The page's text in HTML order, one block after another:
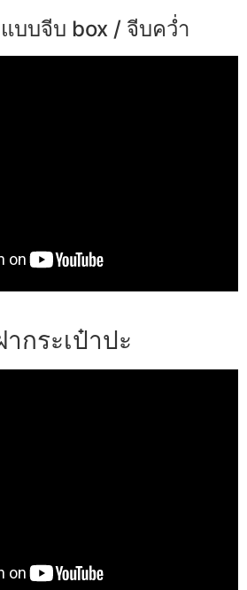
บบจีบ box / จีบคว่ำ
ากระเป๋าปะ